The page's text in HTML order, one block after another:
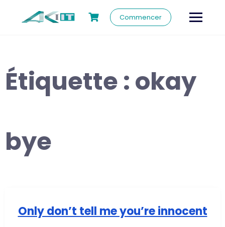
Commencer
Étiquette :okay
bye
Only don’t tell me you’re innocent